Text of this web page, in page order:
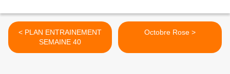
< PLAN ENTRAINEMENT
SEMAINE 40
Octobre Rose >